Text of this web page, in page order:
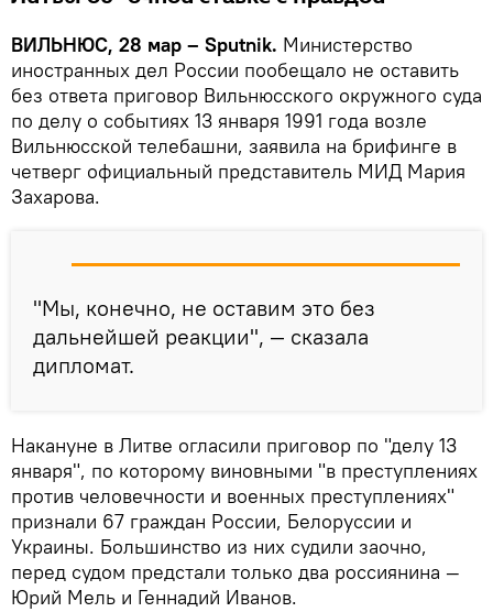
ВИЛЬНЮС, 28 мар – Sputnik. Министерство
иностранных дел России пообещало не оставить
без ответа приговор Вильнюсского окружного суда
по делу о событиях 13 января 1991 года возле
Вильнюсской телебашни, заявила на брифинге в
четверг официальный представитель МИД Мария
Захарова.
"Мы, конечно, не оставим это без
дальнейшей реакции", — сказала
дипломат.
Накануне в Литве огласили приговор по "делу 13
января", по которому виновными "в преступлениях
против человечности и военных преступлениях"
признали 67 граждан России, Белоруссии и
Украины. Большинство из них судили заочно,
перед судом предстали только два россиянина —
Юрий Мель и Геннадий Иванов.